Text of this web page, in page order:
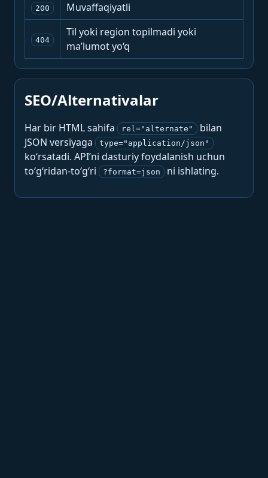
200 Muvaffaqiyatli
404
Til yoki region topilmadi yoki
ma’lumot yo‘q
SEO/Alternativalar
Har bir HTML sahifa rel="alternate"
bilan
JSON versiyaga
type="application/json"
ko‘rsatadi. API’ni dasturiy foydalanish uchun
to‘g‘ridan-to‘g‘ri
?format=json ni ishlating.